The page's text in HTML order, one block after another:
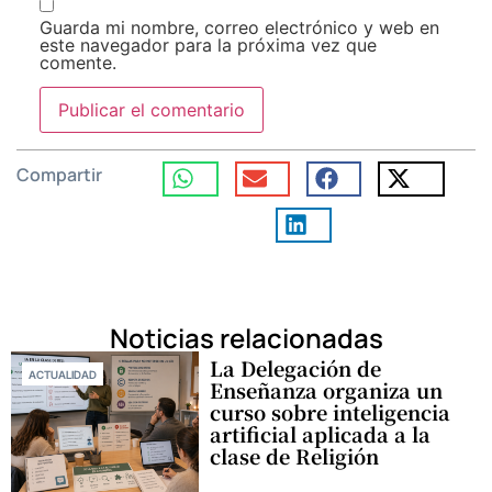
Guarda mi nombre, correo electrónico y web en
este navegador para la próxima vez que
comente.
Compartir
Noticias relacionadas
ACTUALIDAD La Delegación de
Enseñanza organiza un
curso sobre inteligencia
artificial aplicada a la
clase de Religión